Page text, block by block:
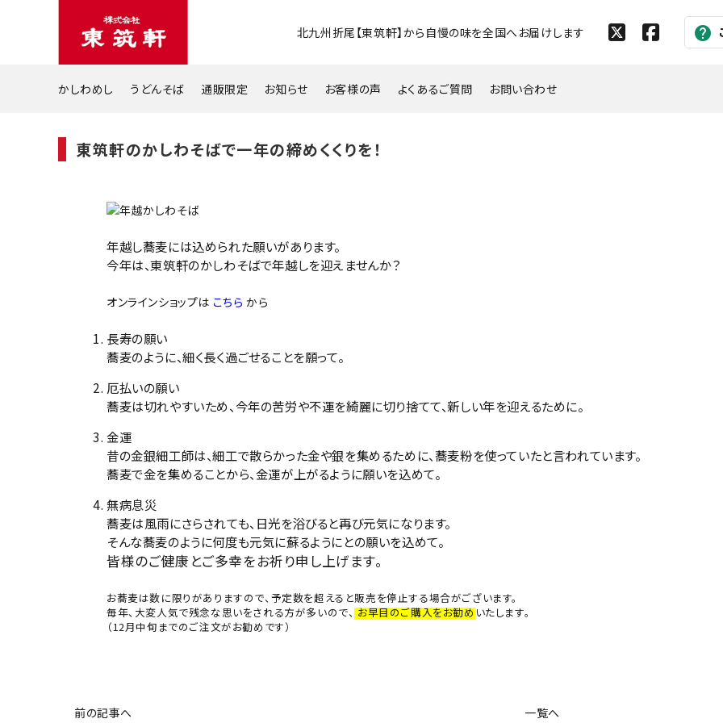
北九州折尾【東筑軒】から自慢の味を全国へお届けします help
かしわめし うどんそば 通販限定 お知らせ お客様の声 よくあるご質問 お問い合わせ
東筑軒のかしわそばで一年の締めくくりを！
年越し蕎麦には込められた願いがあります。
今年は、東筑軒のかしわそばで年越しを迎えませんか？
オンラインショップは こちらから
長寿の願い
蕎麦のように、細く長く過ごせることを願って。
厄払いの願い
蕎麦は切れやすいため、今年の苦労や不運を綺麗に切り捨てて、新しい年を迎えるために。
金運
昔の金銀細工師は、細工で散らかった金や銀を集めるために、蕎麦粉を使っていたと言われています。
蕎麦で金を集めることから、金運が上がるように願いを込めて。
無病息災
蕎麦は風雨にさらされても、日光を浴びると再び元気になります。
そんな蕎麦のように何度も元気に蘇るようにとの願いを込めて。
皆様のご健康とご多幸をお祈り申し上げます。
お蕎麦は数に限りがありますので、予定数を超えると販売を停止する場合がございます。
毎年、大変人気で残念な思いをされる方が多いので、お早目のご購入をお勧めいたします。
（12月中旬までのご注文がお勧めです）
前の記事へ 一覧へ